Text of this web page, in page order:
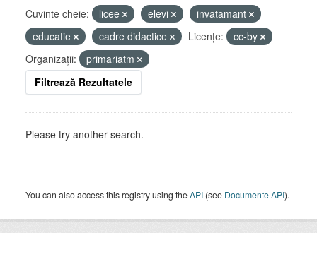
Cuvinte cheie: licee elevi
invatamant
educatie
cadre didactice Licenţe:
cc-by
Organizații:
primariatm
Filtrează Rezultatele
Please try another search.
You can also access this registry using theAPI (see Documente API).